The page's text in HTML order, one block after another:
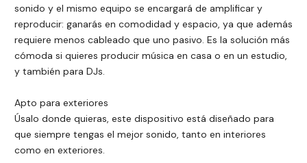
sonido y el mismo equipo se encargará de amplificar y
reproducir: ganarás en comodidad y espacio, ya que además
requiere menos cableado que uno pasivo. Es la solución más
cómoda si quieres producir música en casa o en un estudio,
y también para DJs.
Apto para exteriores
Úsalo donde quieras, este dispositivo está diseñado para
que siempre tengas el mejor sonido, tanto en interiores
como en exteriores.